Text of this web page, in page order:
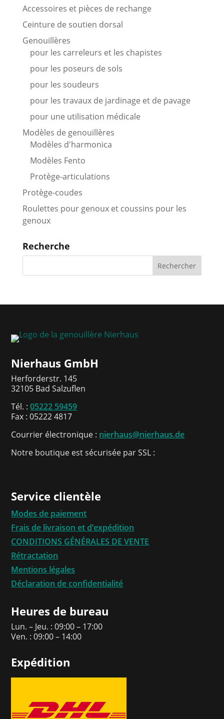
Accessoires et pièces de rechange
Ceinture de soutien dorsal
Genouillères
pour les carreleurs et les chapistes
pour les poseurs de sols
pour les soudeurs
pour les travaux de jardinage et de pavage
pour une utilisation médicale
Modèles de genouillères
Modèles d'harmonica
Modèles Fento
Protège-articulations
Protège-coudes
Roulettes pour genoux et coussins pour les
genoux
Recherche
Nierhaus GmbH
Herforderstr. 145
32105 Bad Salzuflen
Tél. :05222 59459
Fax : 05222 4817
Courrier électronique : nierhaus@nierhaus.de
Notre boutique est sécurisée par SSL :
Service clientèle
Modes de paiement
Frais de livraison et d’expédition
CONDITIONS GÉNÉRALES DE VENTE
Rétractation
Mentions légales
Déclaration de confidentialité
Heures de bureau
Lun. – Jeu. : 09:00 – 17:00
Ven. : 09:00 – 14:00
Expédition